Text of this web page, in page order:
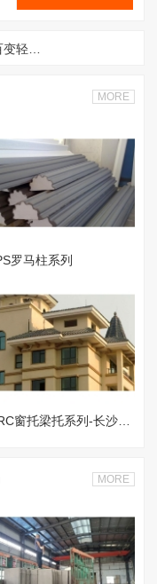
EPS 装饰线条：勾勒建筑温柔轮廓，藏在立面里的美学巧思
GRC 构件：建筑界的 “百变轻骑兵”，让创意落地生根
MORE
罗马柱系列
MORE